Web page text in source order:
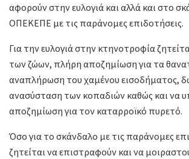
αφορούν στην ευλογιά και αλλά και στο
ΟΠΕΚΕΠΕ με τις παράνομες επιδοτήσεις.
Για την ευλογιά στην κτηνοτροφία
των ζώων, πλήρη αποζημίωση για τα
αναπλήρωση του χαμένου εισοδήματος,
ανασύσταση των κοπαδιών καθώς και να
αποζημίωση για τον καταρροϊκό πυρετό.
Όσο για το σκάνδαλο με τις παράνομες
ζητείται να επιστραφούν και να